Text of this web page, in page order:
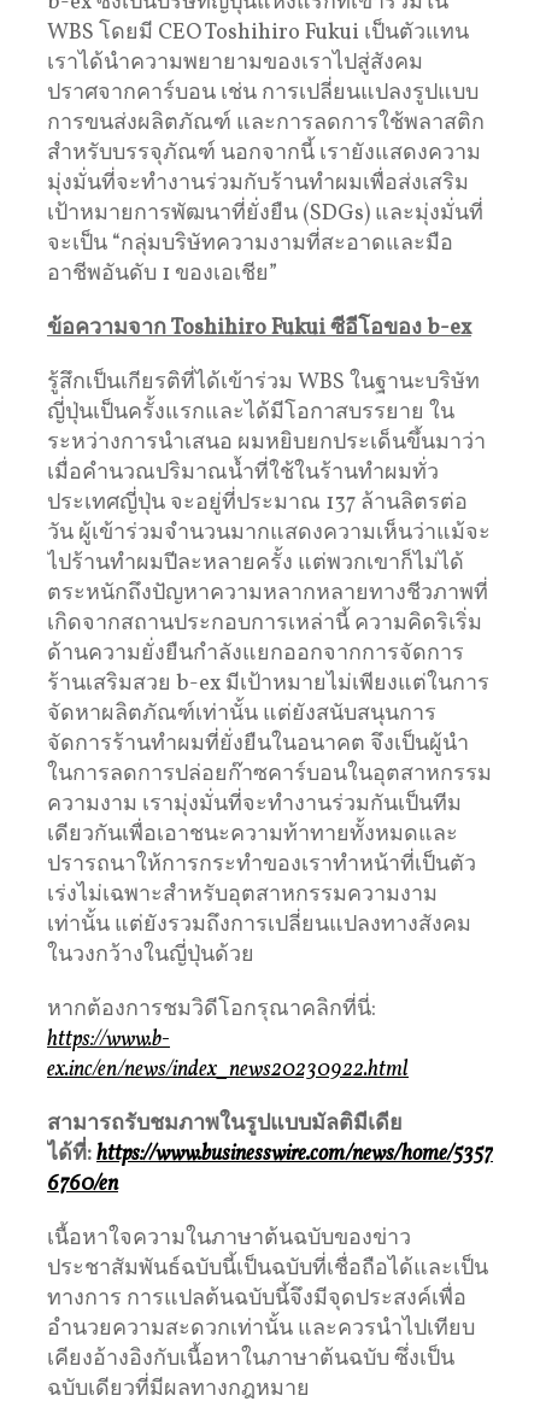
WBS โดยมี CEO Toshihiro Fukui เป็นตัวแทน
เราได้นำความพยายามของเราไปสู่สังคม
ปราศจากคาร์บอน เช่น การเปลี่ยนแปลงรูปแบบ
การขนส่งผลิตภัณฑ์ และการลดการใช้พลาสติก
สำหรับบรรจุภัณฑ์ นอกจากนี้ เรายังแสดงความ
มุ่งมั่นที่จะทำงานร่วมกับร้านทำผมเพื่อส่งเสริม
เป้าหมายการพัฒนาที่ยั่งยืน (SDGs) และมุ่งมั่นที่
จะเป็น “กลุ่มบริษัทความงามที่สะอาดและมือ
อาชีพอันดับ 1 ของเอเชีย”
ข้อความจากToshihiro Fukuiซีอีโอของb-ex
รู้สึกเป็นเกียรติที่ได้เข้าร่วม WBS ในฐานะบริษัท
ญี่ปุ่นเป็นครั้งแรกและได้มีโอกาสบรรยาย ใน
ระหว่างการนำเสนอ ผมหยิบยกประเด็นขึ้นมาว่า
เมื่อคำนวณปริมาณน้ำที่ใช้ในร้านทำผมทั่ว
ประเทศญี่ปุ่น จะอยู่ที่ประมาณ 137 ล้านลิตรต่อ
วัน ผู้เข้าร่วมจำนวนมากแสดงความเห็นว่าแม้จะ
ไปร้านทำผมปีละหลายครั้ง แต่พวกเขาก็ไม่ได้
ตระหนักถึงปัญหาความหลากหลายทางชีวภาพที่
เกิดจากสถานประกอบการเหล่านี้ ความคิดริเริ่ม
ด้านความยั่งยืนกำลังแยกออกจากการจัดการ
ร้านเสริมสวย b-ex มีเป้าหมายไม่เพียงแต่ในการ
จัดหาผลิตภัณฑ์เท่านั้น แต่ยังสนับสนุนการ
จัดการร้านทำผมที่ยั่งยืนในอนาคต จึงเป็นผู้นำ
ในการลดการปล่อยก๊าซคาร์บอนในอุตสาหกรรม
ความงาม เรามุ่งมั่นที่จะทำงานร่วมกันเป็นทีม
เดียวกันเพื่อเอาชนะความท้าทายทั้งหมดและ
ปรารถนาให้การกระทำของเราทำหน้าที่เป็นตัว
เร่งไม่เฉพาะสำหรับอุตสาหกรรมความงาม
เท่านั้น แต่ยังรวมถึงการเปลี่ยนแปลงทางสังคม
ในวงกว้างในญี่ปุ่นด้วย
หากต้องการชมวิดีโอกรุณาคลิกที่นี่:
https://www.b-
ex.inc/en/news/index_news20230922.html
สามารถรับชมภาพในรูปแบบมัลติมีเดีย
ได้ที่:https://www.businesswire.com/news/home/5357
6760/en
เนื้อหาใจความในภาษาต้นฉบับของข่าว
ประชาสัมพันธ์ฉบับนี้เป็นฉบับที่เชื่อถือได้และเป็น
ทางการ การแปลต้นฉบับนี้จึงมีจุดประสงค์เพื่อ
อำนวยความสะดวกเท่านั้น และควรนำไปเทียบ
เคียงอ้างอิงกับเนื้อหาในภาษาต้นฉบับ ซึ่งเป็น
ฉบับเดียวที่มีผลทางกฎหมาย